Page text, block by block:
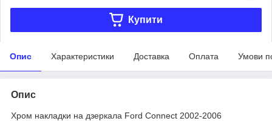
Купити
Опис Характеристики Доставка Оплата Умови
Опис
Хром накладки на дзеркала Ford Connect 2002-2006